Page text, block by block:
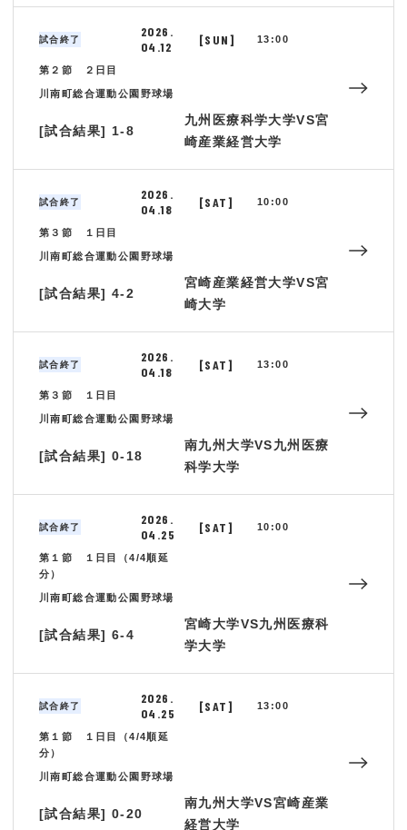
試合終了
2026.
04.12
[SUN] 13:00
第２節 ２日目
川南町総合運動公園野球場
[試合結果] 1-8
九州医療科学大学VS宮
崎産業経営大学
試合終了
2026.
04.18
[SAT] 10:00
第３節 １日目
川南町総合運動公園野球場
[試合結果] 4-2
宮崎産業経営大学VS宮
崎大学
試合終了
2026.
04.18
[SAT] 13:00
第３節 １日目
川南町総合運動公園野球場
[試合結果] 0-18
南九州大学VS九州医療
科学大学
試合終了
2026.
04.25
[SAT] 10:00
第１節 １日目（4/4順延
分）
川南町総合運動公園野球場
[試合結果] 6-4
宮崎大学VS九州医療科
学大学
試合終了
2026.
04.25
[SAT] 13:00
第１節 １日目（4/4順延
分）
川南町総合運動公園野球場
[試合結果] 0-20
南九州大学VS宮崎産業
経営大学